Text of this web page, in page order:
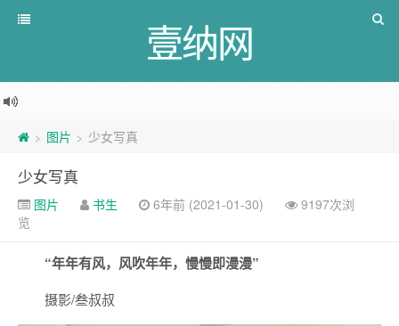
壹纳网
> 图片 > 少女写真
少女写真
图片 书生 6年前 (2021-01-30)
9197次浏
览
“年年有风，风吹年年，慢慢即漫漫”
摄影/叁叔叔